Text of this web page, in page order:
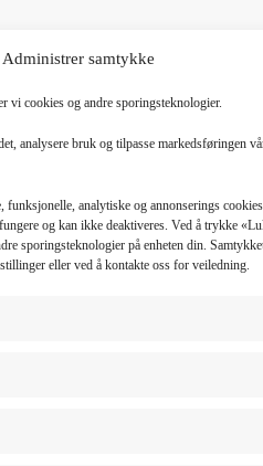
Administrer samtykke
vi cookies og andre sporingsteknologier.
analysere bruk og tilpasse markedsføringen
analytiske og annonserings
og kan ikke deaktiveres. Ved å trykke
sporingsteknologier på enheten din.
eller ved å kontakte oss for veiledning.